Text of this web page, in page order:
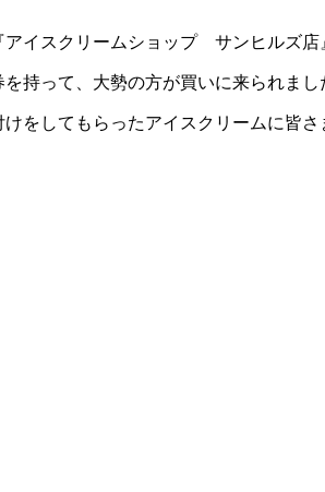
イスクリームショップ サンヒルズ店
持って、大勢の方が買いに来られまし
をしてもらったアイスクリームに皆